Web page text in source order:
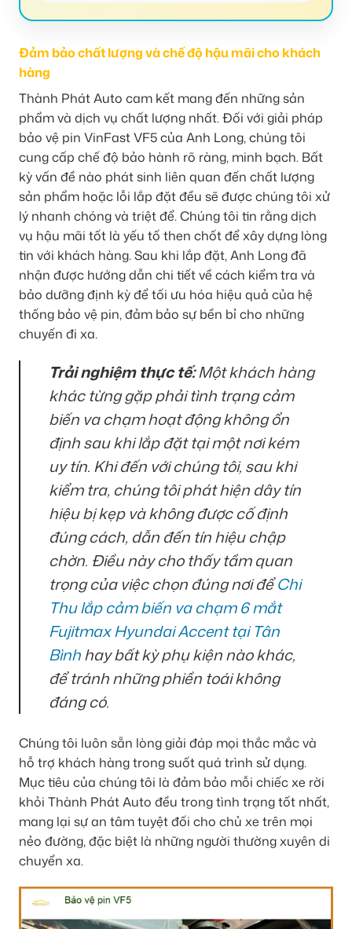
Đảm bảo chất lượng và chế độ hậu mãi cho khách
hàng
Thành Phát Auto cam kết mang đến những sản
phẩm và dịch vụ chất lượng nhất. Đối với giải pháp
bảo vệ pin VinFast VF5 của Anh Long, chúng tôi
cung cấp chế độ bảo hành rõ ràng, minh bạch. Bất
kỳ vấn đề nào phát sinh liên quan đến chất lượng
sản phẩm hoặc lỗi lắp đặt đều sẽ được chúng tôi xử
lý nhanh chóng và triệt để. Chúng tôi tin rằng dịch
vụ hậu mãi tốt là yếu tố then chốt để xây dựng lòng
tin với khách hàng. Sau khi lắp đặt, Anh Long đã
nhận được hướng dẫn chi tiết về cách kiểm tra và
bảo dưỡng định kỳ để tối ưu hóa hiệu quả của hệ
thống bảo vệ pin, đảm bảo sự bền bỉ cho những
chuyến đi xa.
Trải nghiệm thực tế:Một khách hàng
khác từng gặp phải tình trạng cảm
biến va chạm hoạt động không ổn
định sau khi lắp đặt tại một nơi kém
uy tín. Khi đến với chúng tôi, sau khi
kiểm tra, chúng tôi phát hiện dây tín
hiệu bị kẹp và không được cố định
đúng cách, dẫn đến tín hiệu chập
chờn. Điều này cho thấy tầm quan
trọng của việc chọn đúng nơi đểChi
Thu lắp cảm biến va chạm 6 mắt
Fujitmax Hyundai Accent tại Tân
Bìnhhay bất kỳ phụ kiện nào khác,
để tránh những phiền toái không
đáng có.
Chúng tôi luôn sẵn lòng giải đáp mọi thắc mắc và
hỗ trợ khách hàng trong suốt quá trình sử dụng.
Mục tiêu của chúng tôi là đảm bảo mỗi chiếc xe rời
khỏi Thành Phát Auto đều trong tình trạng tốt nhất,
mang lại sự an tâm tuyệt đối cho chủ xe trên mọi
nẻo đường, đặc biệt là những người thường xuyên di
chuyển xa.